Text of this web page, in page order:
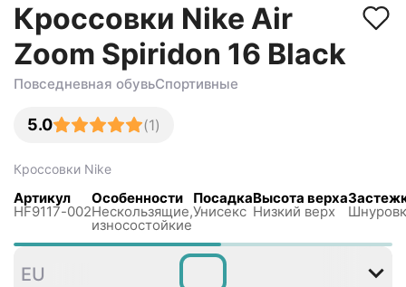
Кроссовки Nike Air
Zoom Spiridon 16 Black
Повседневная обувьСпортивные
5.0 (1)
Кроссовки Nike
Артикул
HF9117-002
Особенности
Нескользящиe,
износостойкие
Посадка
Унисекс
Высота верха
Низкий верх
42
EU